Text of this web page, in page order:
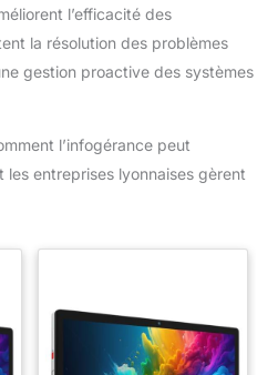
l’efficacité des
la résolution des problèmes
gestion proactive des systèmes
l’infogérance peut
entreprises lyonnaises gèrent